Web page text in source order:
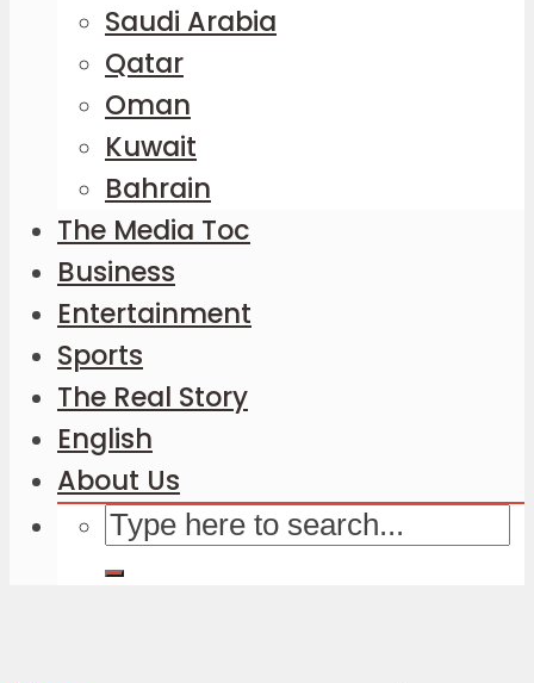
Saudi Arabia
Qatar
Oman
Kuwait
Bahrain
The Media Toc
Business
Entertainment
Sports
The Real Story
English
About Us